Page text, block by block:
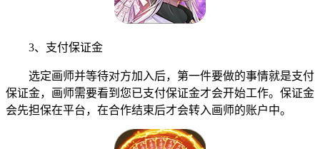
3、支付保证金
选定画师并等待对方加入后，第一件要做的事情就是支付
保证金，画师需要看到您已支付保证金才会开始工作。保证金
会先担保在平台，在合作结束后才会转入画师的账户中。